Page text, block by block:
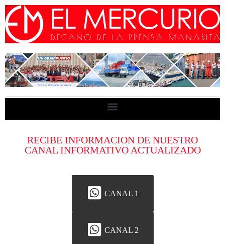
RECIBE INFORMACION DE NUESTRO
CANAL INFORMATIVO ACTUALIZADO
CANAL 1
CANAL 2